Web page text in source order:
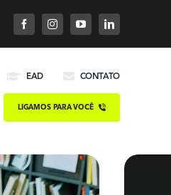
EAD CONTATO
LIGAMOS PARA VOCÊ